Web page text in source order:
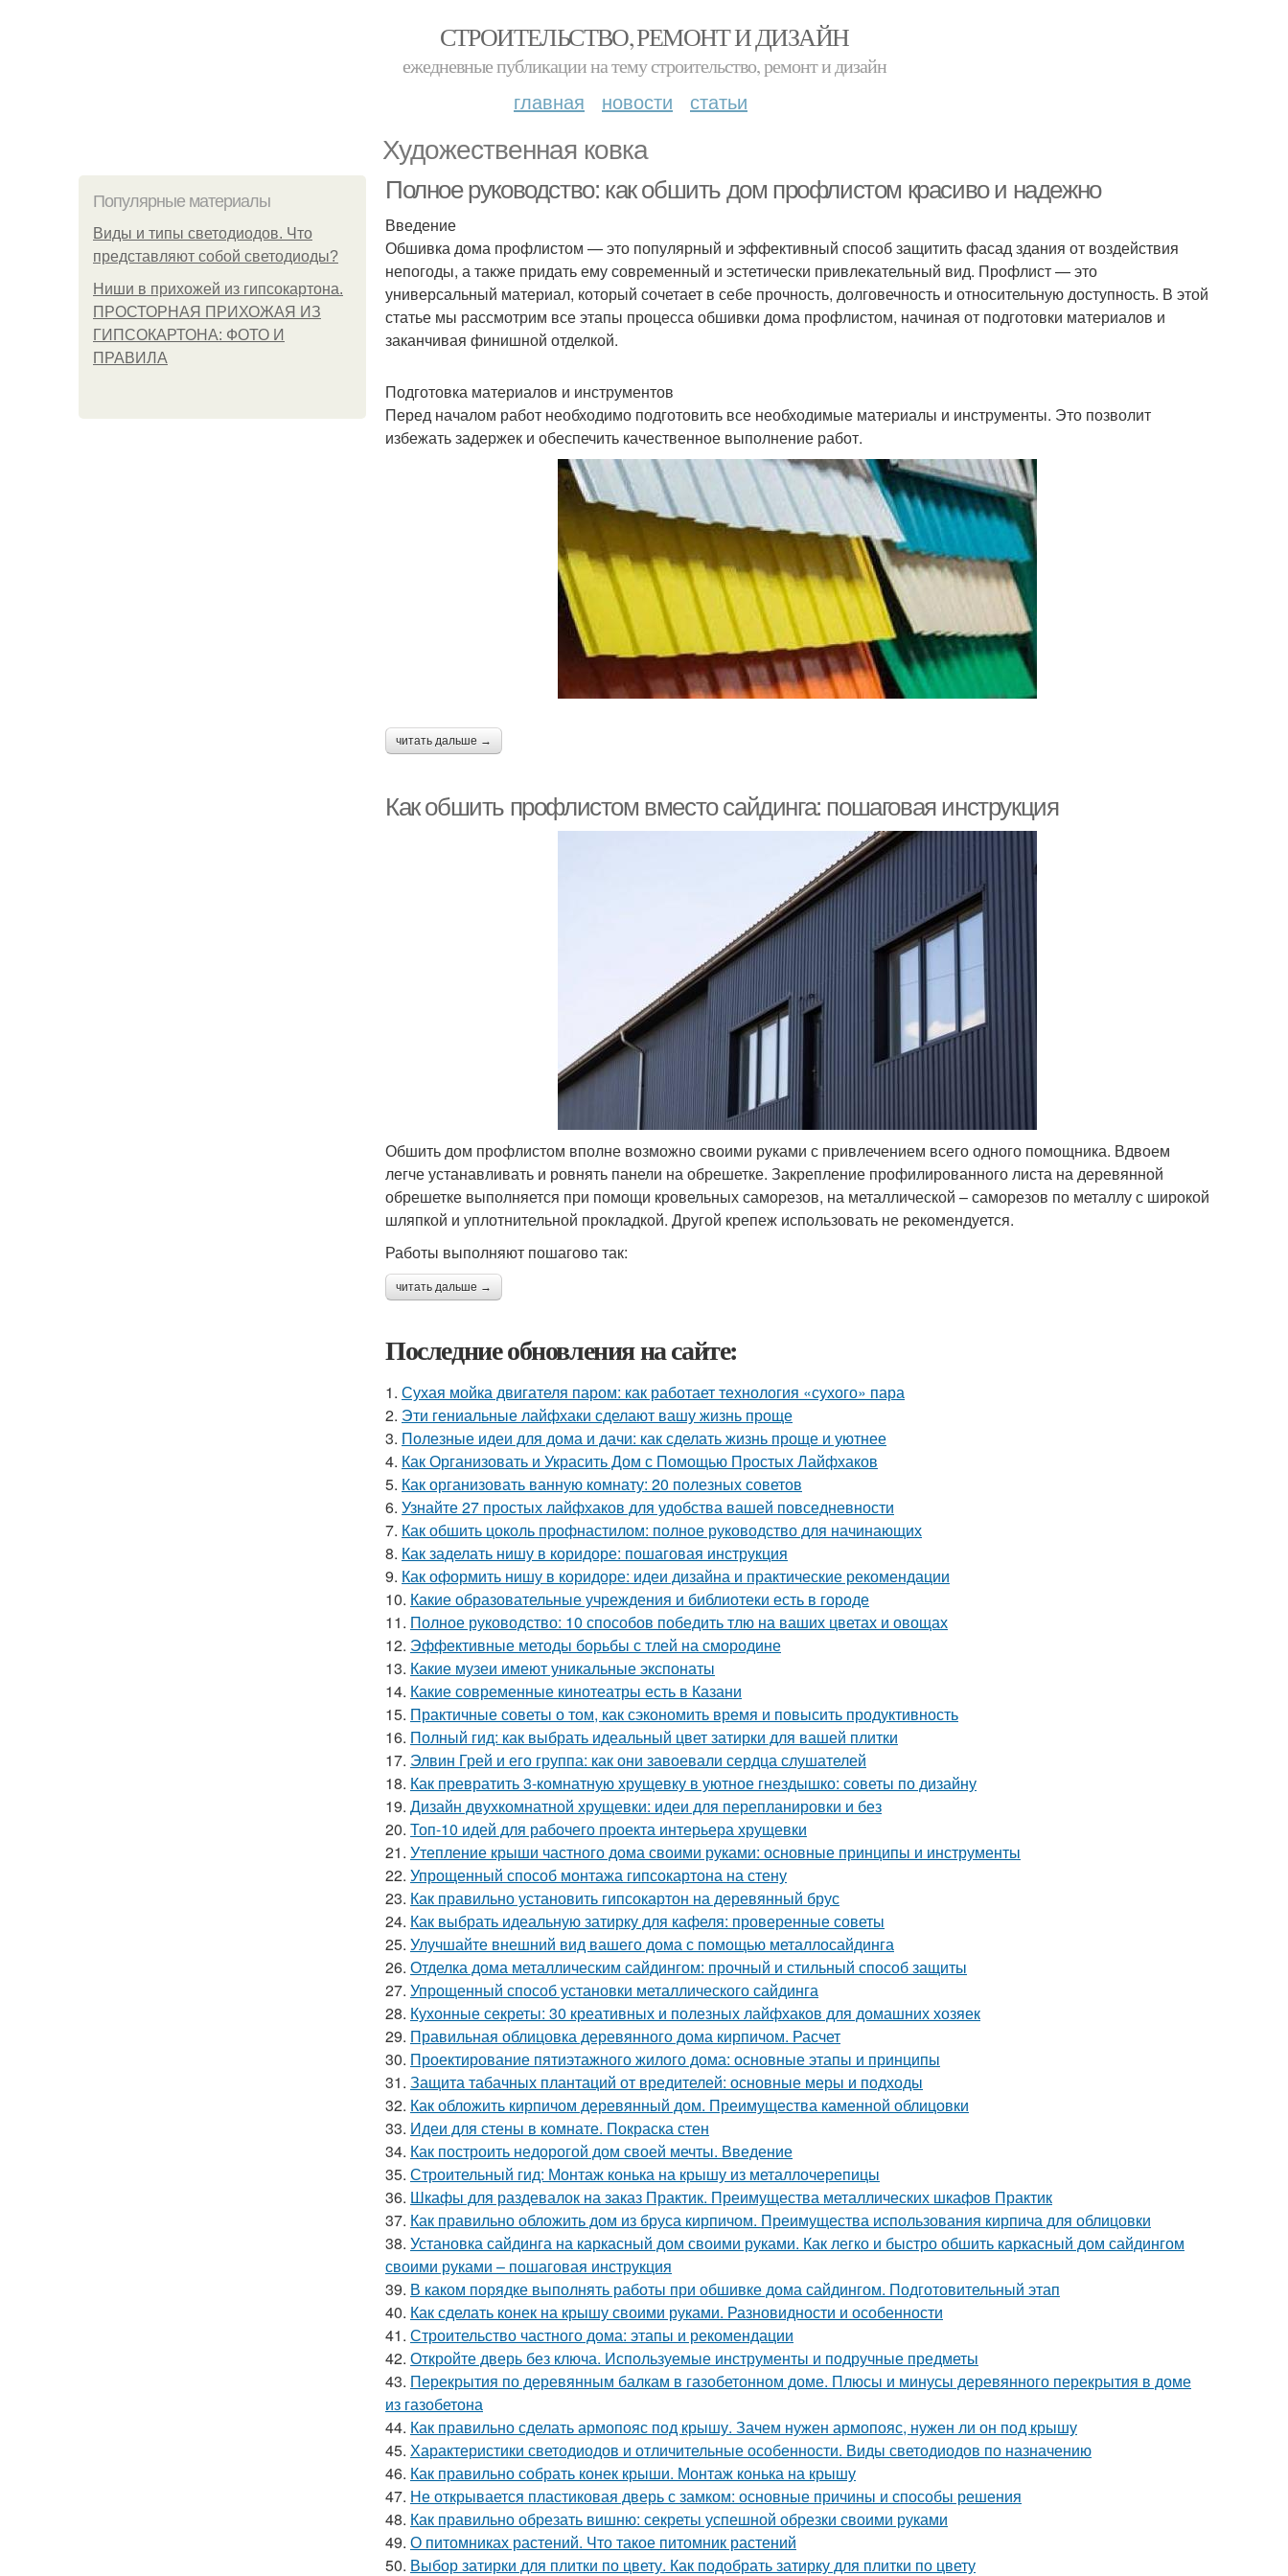
СТРОИТЕЛЬСТВО, РЕМОНТ И ДИЗАЙН
ежедневные публикации на тему строительство, ремонт и дизайн
главная новости статьи
Художественная ковка
Популярные материалы
Виды и типы светодиодов. Что
представляют собой светодиоды?
Ниши в прихожей из гипсокартона.
ПРОСТОРНАЯ ПРИХОЖАЯ ИЗ
ГИПСОКАРТОНА: ФОТО И
ПРАВИЛА
Полное руководство: как обшить дом профлистом красиво и надежно
Введение
Обшивка дома профлистом — это популярный и эффективный способ защитить фасад здания от воздействия
непогоды, а также придать ему современный и эстетически привлекательный вид. Профлист — это
универсальный материал, который сочетает в себе прочность, долговечность и относительную доступность. В этой
статье мы рассмотрим все этапы процесса обшивки дома профлистом, начиная от подготовки материалов и
заканчивая финишной отделкой.
Подготовка материалов и инструментов
Перед началом работ необходимо подготовить все необходимые материалы и инструменты. Это позволит
избежать задержек и обеспечить качественное выполнение работ.
читать дальше →
Как обшить профлистом вместо сайдинга: пошаговая инструкция
Обшить дом профлистом вполне возможно своими руками с привлечением всего одного помощника. Вдвоем
легче устанавливать и ровнять панели на обрешетке. Закрепление профилированного листа на деревянной
обрешетке выполняется при помощи кровельных саморезов, на металлической – саморезов по металлу с широкой
шляпкой и уплотнительной прокладкой. Другой крепеж использовать не рекомендуется.
Работы выполняют пошагово так:
читать дальше →
Последние обновления на сайте:
1. Сухая мойка двигателя паром: как работает технология «сухого» пара
2. Эти гениальные лайфхаки сделают вашу жизнь проще
3. Полезные идеи для дома и дачи: как сделать жизнь проще и уютнее
4. Как Организовать и Украсить Дом с Помощью Простых Лайфхаков
5. Как организовать ванную комнату: 20 полезных советов
6. Узнайте 27 простых лайфхаков для удобства вашей повседневности
7. Как обшить цоколь профнастилом: полное руководство для начинающих
8. Как заделать нишу в коридоре: пошаговая инструкция
9. Как оформить нишу в коридоре: идеи дизайна и практические рекомендации
10. Какие образовательные учреждения и библиотеки есть в городе
11. Полное руководство: 10 способов победить тлю на ваших цветах и овощах
12. Эффективные методы борьбы с тлей на смородине
13. Какие музеи имеют уникальные экспонаты
14. Какие современные кинотеатры есть в Казани
15. Практичные советы о том, как сэкономить время и повысить продуктивность
16. Полный гид: как выбрать идеальный цвет затирки для вашей плитки
17. Элвин Грей и его группа: как они завоевали сердца слушателей
18. Как превратить 3-комнатную хрущевку в уютное гнездышко: советы по дизайну
19. Дизайн двухкомнатной хрущевки: идеи для перепланировки и без
20. Топ-10 идей для рабочего проекта интерьера хрущевки
21. Утепление крыши частного дома своими руками: основные принципы и инструменты
22. Упрощенный способ монтажа гипсокартона на стену
23. Как правильно установить гипсокартон на деревянный брус
24. Как выбрать идеальную затирку для кафеля: проверенные советы
25. Улучшайте внешний вид вашего дома с помощью металлосайдинга
26. Отделка дома металлическим сайдингом: прочный и стильный способ защиты
27. Упрощенный способ установки металлического сайдинга
28. Кухонные секреты: 30 креативных и полезных лайфхаков для домашних хозяек
29. Правильная облицовка деревянного дома кирпичом. Расчет
30. Проектирование пятиэтажного жилого дома: основные этапы и принципы
31. Защита табачных плантаций от вредителей: основные меры и подходы
32. Как обложить кирпичом деревянный дом. Преимущества каменной облицовки
33. Идеи для стены в комнате. Покраска стен
34. Как построить недорогой дом своей мечты. Введение
35. Строительный гид: Монтаж конька на крышу из металлочерепицы
36. Шкафы для раздевалок на заказ Практик. Преимущества металлических шкафов Практик
37. Как правильно обложить дом из бруса кирпичом. Преимущества использования кирпича для облицовки
38. Установка сайдинга на каркасный дом своими руками. Как легко и быстро обшить каркасный дом сайдингом
своими руками – пошаговая инструкция
39. В каком порядке выполнять работы при обшивке дома сайдингом. Подготовительный этап
40. Как сделать конек на крышу своими руками. Разновидности и особенности
41. Строительство частного дома: этапы и рекомендации
42. Откройте дверь без ключа. Используемые инструменты и подручные предметы
43. Перекрытия по деревянным балкам в газобетонном доме. Плюсы и минусы деревянного перекрытия в доме
из газобетона
44. Как правильно сделать армопояс под крышу. Зачем нужен армопояс, нужен ли он под крышу
45. Характеристики светодиодов и отличительные особенности. Виды светодиодов по назначению
46. Как правильно собрать конек крыши. Монтаж конька на крышу
47. Не открывается пластиковая дверь с замком: основные причины и способы решения
48. Как правильно обрезать вишню: секреты успешной обрезки своими руками
49. О питомниках растений. Что такое питомник растений
50. Выбор затирки для плитки по цвету. Как подобрать затирку для плитки по цвету